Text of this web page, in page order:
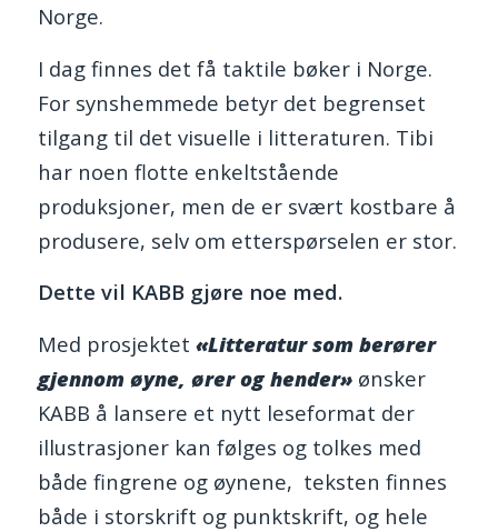
Norge.
I dag finnes det få taktile bøker i Norge.
For synshemmede betyr det begrenset
tilgang til det visuelle i litteraturen. Tibi
har noen flotte enkeltstående
produksjoner, men de er svært kostbare å
produsere, selv om etterspørselen er stor.
Dette vil KABB gjøre noe med.
Med prosjektet «Litteratur som berører
gjennom øyne, ører og hender»ønsker
KABB å lansere et nytt leseformat der
illustrasjoner kan følges og tolkes med
både fingrene og øynene, teksten finnes
både i storskrift og punktskrift, og hele